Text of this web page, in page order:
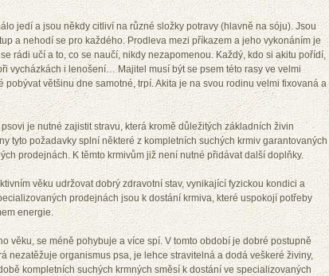
jedí a jsou někdy citliví na různé složky potravy (hlavně na sóju). Jsou
a nehodí se pro každého. Prodleva mezi příkazem a jeho vykonáním je
rádi učí a to, co se naučí, nikdy nezapomenou. Každý, kdo si akitu pořídí,
vycházkách i lenošení… Majitel musí být se psem této rasy ve velmi
pobývat většinu dne samotné, trpí. Akita je na svou rodinu velmi fixovaná a
je nutné zajistit stravu, která kromě důležitých základních živin
tyto požadavky splní některé z kompletních suchých krmiv garantovaných
prodejnách. K těmto krmivům již není nutné přidávat další doplňky.
věku udržovat dobrý zdravotní stav, vynikající fyzickou kondici a
prodejnách jsou k dostání krmiva, které uspokojí potřeby
energie.
věku, se méně pohybuje a více spí. V tomto období je dobré postupně
nezatěžuje organismus psa, je lehce stravitelná a dodá veškeré živiny,
kompletních suchých krmných směsí k dostání ve specializovaných